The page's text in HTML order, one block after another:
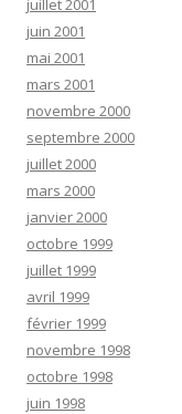
juillet 2001
juin 2001
mai 2001
mars 2001
novembre 2000
septembre 2000
juillet 2000
mars 2000
janvier 2000
octobre 1999
juillet 1999
avril 1999
février 1999
novembre 1998
octobre 1998
juin 1998